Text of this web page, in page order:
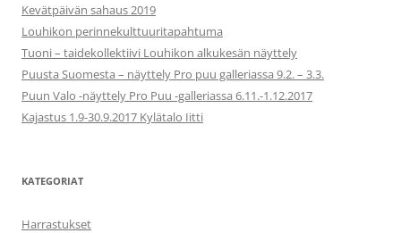
Kevätpäivän sahaus 2019
Louhikon perinnekulttuuritapahtuma
Tuoni – taidekollektiivi Louhikon alkukesän näyttely
Puusta Suomesta – näyttely Pro puu galleriassa 9.2. – 3.3.
Puun Valo -näyttely Pro Puu -galleriassa 6.11.-1.12.2017
Kajastus 1.9-30.9.2017 Kylätalo Iitti
KATEGORIAT
Harrastukset